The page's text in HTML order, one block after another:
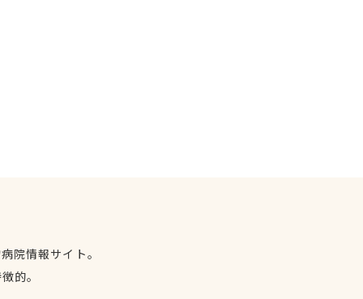
院情報サイト。
的。